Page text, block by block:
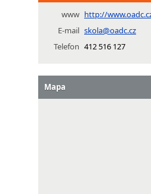
www http://
E-mail skola@oadc.cz
Telefon 412 516 127
Mapa